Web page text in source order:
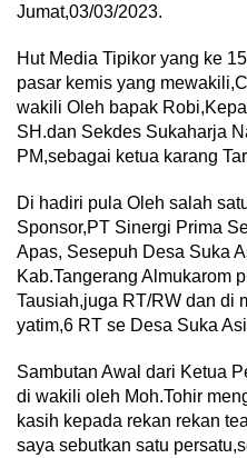
Jumat,03/03/2023.
Hut Media Tipikor yang ke
pasar kemis yang
wakili Oleh bapak
SH.dan Sekdes Sukaharja
PM,sebagai ketua karang
Di hadiri pula Oleh salah
Sponsor,PT Sinergi Prima
Apas, Sesepuh Desa Suka
Kab.Tangerang Almukarom
Tausiah,juga RT/RW dan di
yatim,6 RT se Desa Suka
Sambutan Awal dari Ketua
di wakili oleh Moh.Tohir
kasih kepada rekan rekan
saya sebutkan satu